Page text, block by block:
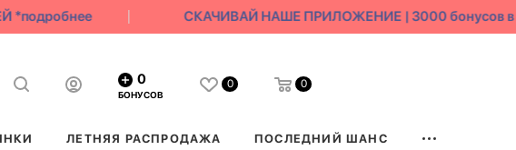
СКАЧИВАЙ НАШЕ ПРИЛОЖЕНИЕ | 3000 бонусов в
0
БОНУСОВ
0 0
ЛЕТНЯЯ РАСПРОДАЖА ПОСЛЕДНИЙ ШАНС